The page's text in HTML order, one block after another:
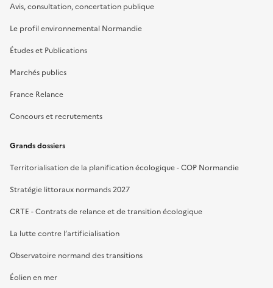
Avis, consultation, concertation publique
Le profil environnemental Normandie
Études et Publications
Marchés publics
France Relance
Concours et recrutements
Grands dossiers
Territorialisation de la planification écologique - COP Normandie
Stratégie littoraux normands 2027
CRTE - Contrats de relance et de transition écologique
La lutte contre l’artificialisation
Observatoire normand des transitions
Éolien en mer